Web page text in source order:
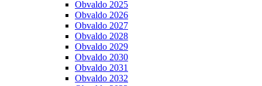
Obvaldo 2025
Obvaldo 2026
Obvaldo 2027
Obvaldo 2028
Obvaldo 2029
Obvaldo 2030
Obvaldo 2031
Obvaldo 2032